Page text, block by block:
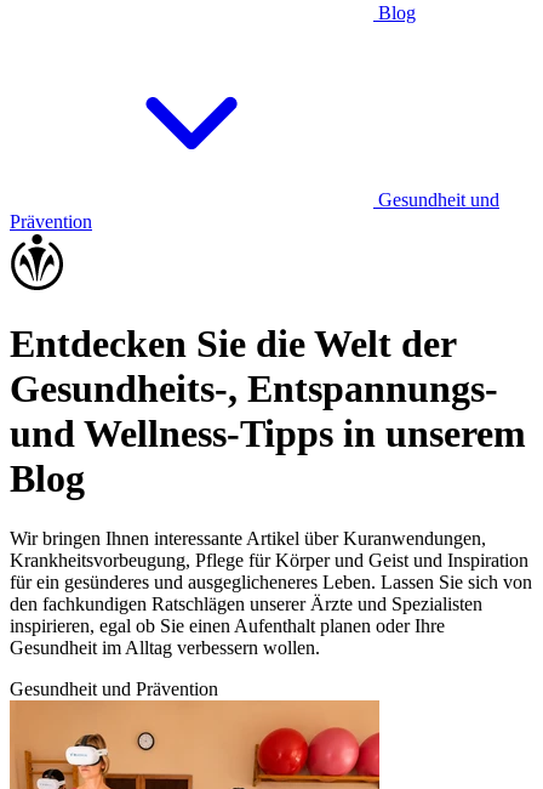
Blog
Gesundheit und
Prävention
Entdecken Sie die Welt der
Gesundheits-, Entspannungs-
und Wellness-Tipps in unserem
Blog
Wir bringen Ihnen interessante Artikel über Kuranwendungen,
Krankheitsvorbeugung, Pflege für Körper und Geist und Inspiration
für ein gesünderes und ausgeglicheneres Leben. Lassen Sie sich von
den fachkundigen Ratschlägen unserer Ärzte und Spezialisten
inspirieren, egal ob Sie einen Aufenthalt planen oder Ihre
Gesundheit im Alltag verbessern wollen.
Gesundheit und Prävention